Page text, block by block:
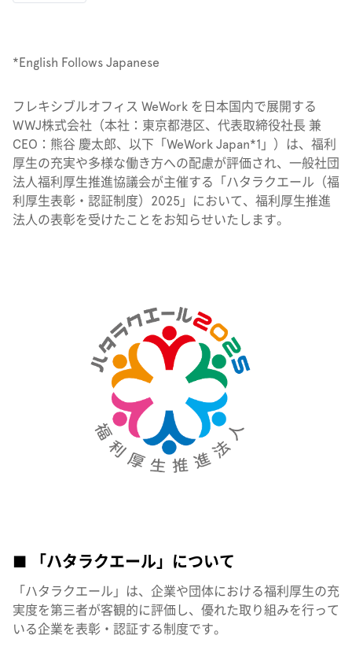
*English Follows Japanese
フレキシブルオフィス WeWork を日本国内で展開する
WWJ株式会社（本社：東京都港区、代表取締役社長 兼
CEO：熊谷 慶太郎、以下「WeWork Japan*1 」）は、福利
厚生の充実や多様な働き方への配慮が評価され、一般社団
法人福利厚生推進協議会が主催する「ハタラクエール（福
利厚生表彰・認証制度）2025」において、福利厚生推進
法人の表彰を受けたことをお知らせいたします。
■ 「ハタラクエール」について
「ハタラクエール」は、企業や団体における福利厚生の充
実度を第三者が客観的に評価し、優れた取り組みを行って
いる企業を表彰・認証する制度です。